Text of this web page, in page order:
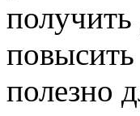
получить
полезно